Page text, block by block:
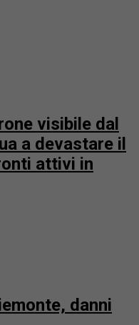
visibile dal
a devastare il
attivi in
danni